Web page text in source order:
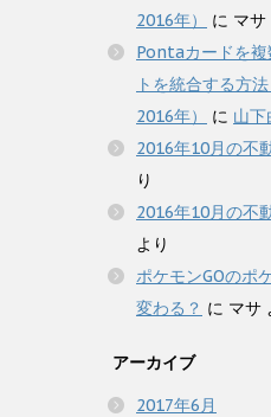
2016年）
に マサ
Pontaカードを複
トを統合する方
2016年）
に 山下
2016年10月の不
り
2016年10月の不
より
ポケモンGOのポ
変わる？ に マサ
アーカイブ
2017年6月